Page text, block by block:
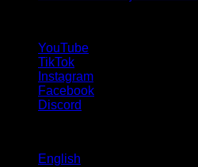
YouTube
TikTok
Instagram
Facebook
Discord
English